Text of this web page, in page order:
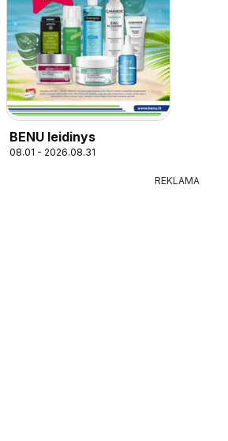
BENU leidinys
08.01 - 2026.08.31
REKLAMA